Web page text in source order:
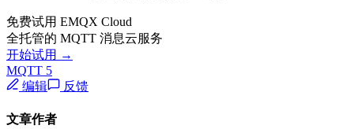
免费试用 EMQX Cloud
全托管的 MQTT 消息云服务
开始试用 →
MQTT 5
编辑
反馈
文章作者